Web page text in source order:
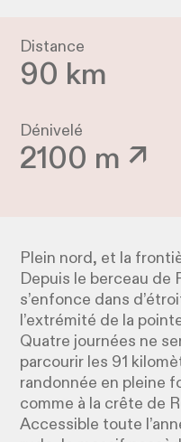
Distance
90 km
Dénivelé
2100 m ↗
Plein nord, et la
Depuis le berceau de
s’enfonce dans
l’extrémité de la
Quatre journées ne
parcourir les 91
randonnée en pleine
comme à la crête de
Accessible toute